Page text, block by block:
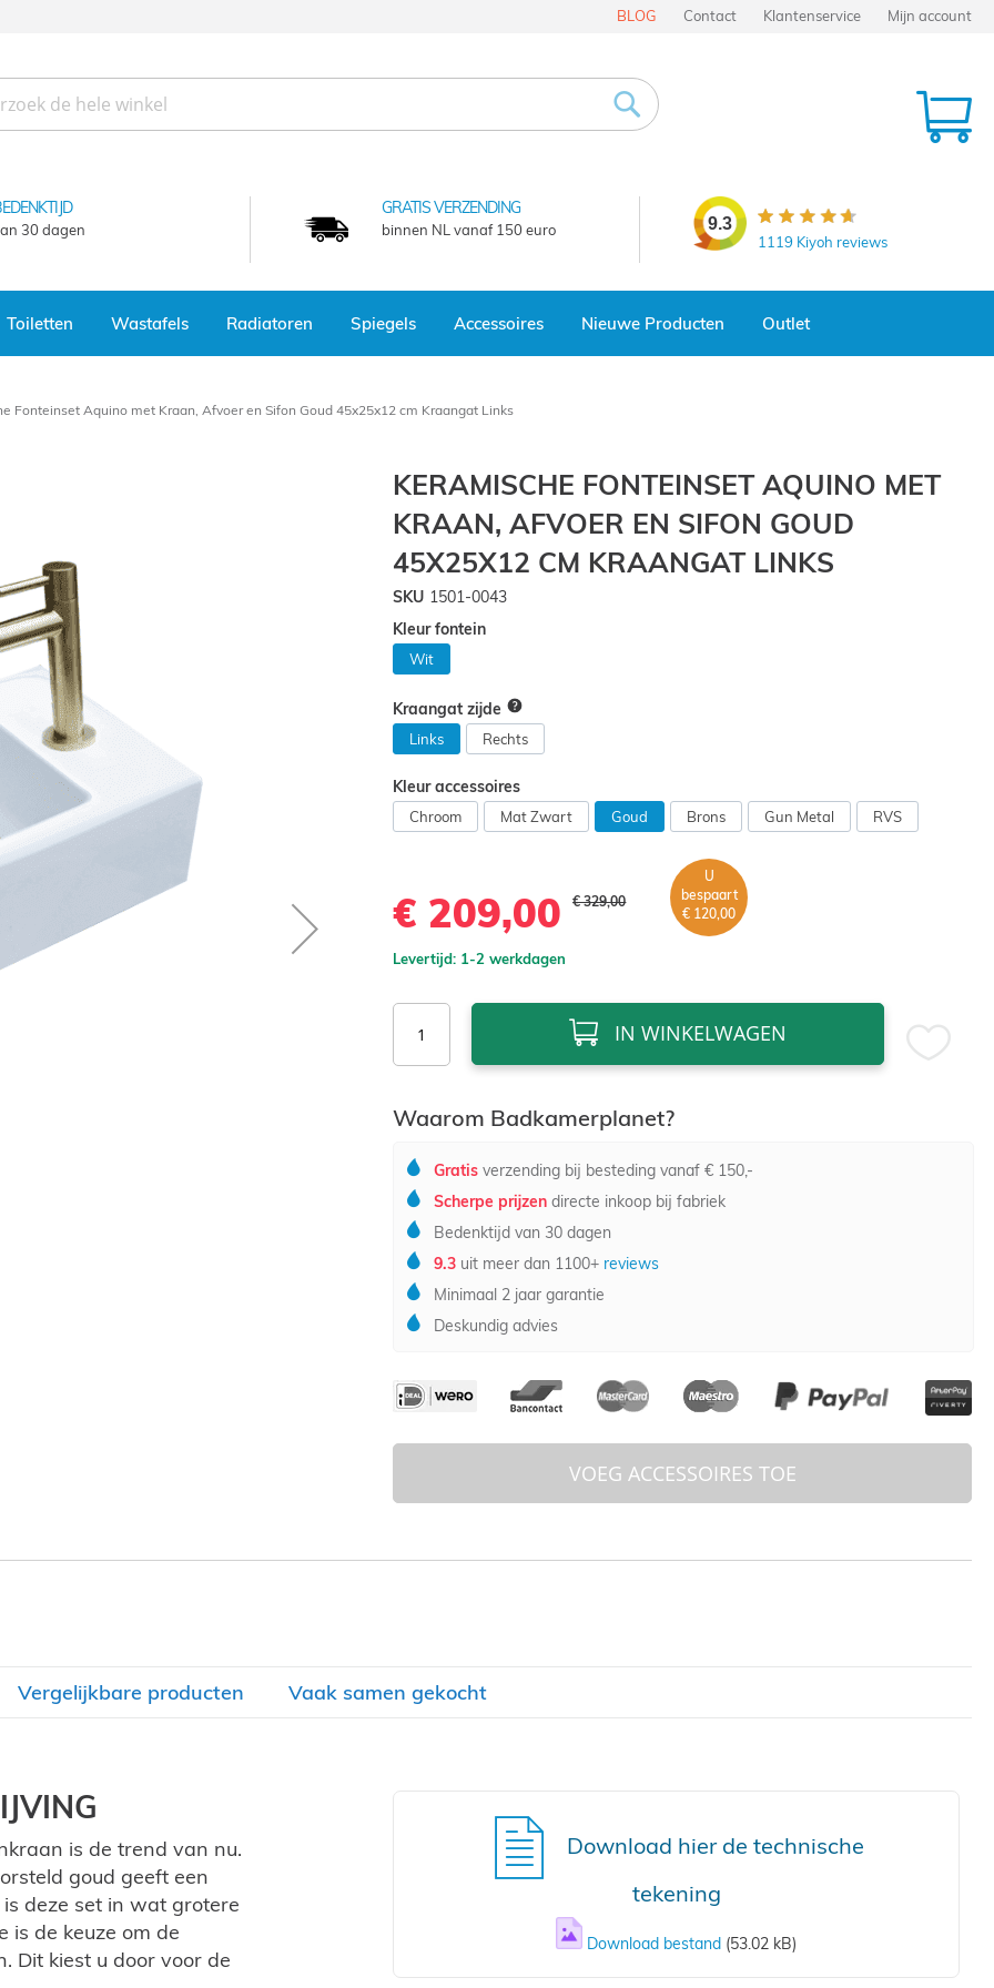
BLOG Contact Klantenservice Mijn account
Zoek
30 dagen
GRATIS VERZENDING
binnen NL vanaf 150 euro 9.3
1119 Kiyoh reviews
Toiletten Wastafels Radiatoren Spiegels Accessoires Nieuwe Producten Outlet
Fonteinset Aquino met Kraan, Afvoer en Sifon Goud 45x25x12 cm Kraangat Links
KERAMISCHE FONTEINSET AQUINO MET
KRAAN, AFVOER EN SIFON GOUD
45X25X12 CM KRAANGAT LINKS
SKU 1501-0043
Kleur fontein
Wit
Kraangat zijde
Links Rechts
Kleur accessoires
Chroom Mat Zwart Goud Brons Gun Metal RVS
€ 209,00 € 329,00
U
bespaart
€ 120,00
Levertijd: 1-2 werkdagen
IN WINKELWAGEN
Waarom Badkamerplanet?
Gratisverzending bij besteding vanaf € 150,-
Scherpe prijzendirecte inkoop bij fabriek
Bedenktijd van 30 dagen
9.3uit meer dan 1100+reviews
Minimaal 2 jaar garantie
Deskundig advies
VOEG ACCESSOIRES TOE
Vergelijkbare producten Vaak samen gekocht
is de trend van nu.
goud geeft een
deze set in wat grotere
is de keuze om de
Dit kiest u door voor de
Download hier de technische
tekening
Download bestand (53.02 kB)